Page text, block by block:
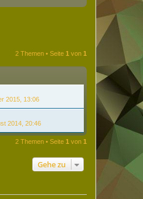
2 Themen • Seite 1 von 1
2015, 13:06
2014, 20:46
2 Themen • Seite 1 von 1
Gehe zu